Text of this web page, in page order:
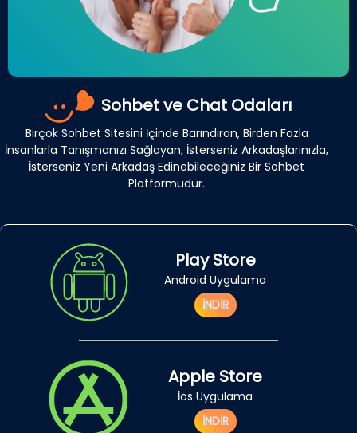
Sohbet ve Chat Odaları
Birçok Sohbet Sitesini İçinde Barındıran, Birden Fazla
İnsanlarla Tanışmanızı Sağlayan, İsterseniz Arkadaşlarınızla,
İsterseniz Yeni Arkadaş Edinebileceğiniz Bir Sohbet
Platformudur.
Play Store
Android Uygulama
İNDİR
Apple Store
İos Uygulama
İNDİR